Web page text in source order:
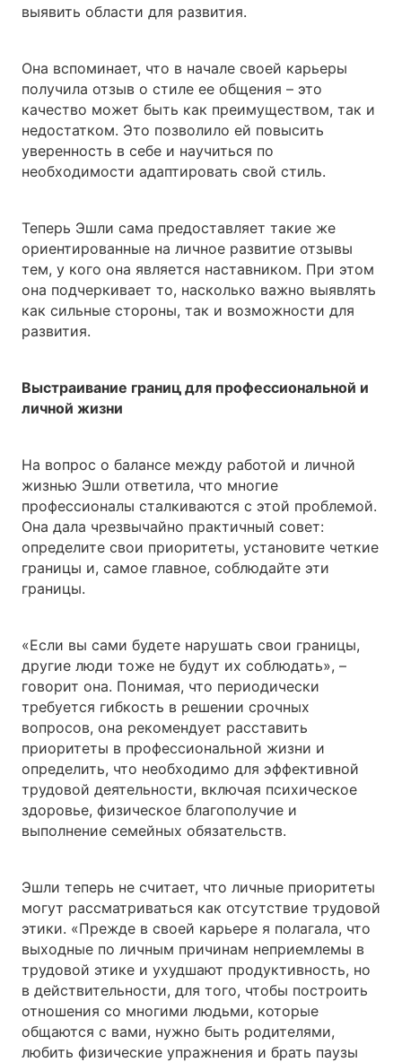
выявить области для развития.
Она вспоминает, что в начале своей карьеры
получила отзыв о стиле ее общения – это
качество может быть как преимуществом, так и
недостатком. Это позволило ей повысить
уверенность в себе и научиться по
необходимости адаптировать свой стиль.
Теперь Эшли сама предоставляет такие же
ориентированные на личное развитие отзывы
тем, у кого она является наставником. При этом
она подчеркивает то, насколько важно выявлять
как сильные стороны, так и возможности для
развития.
Выстраивание границ для профессиональной и
личной жизни
На вопрос о балансе между работой и личной
жизнью Эшли ответила, что многие
профессионалы сталкиваются с этой проблемой.
Она дала чрезвычайно практичный совет:
определите свои приоритеты, установите четкие
границы и, самое главное, соблюдайте эти
границы.
«Если вы сами будете нарушать свои границы,
другие люди тоже не будут их соблюдать», –
говорит она. Понимая, что периодически
требуется гибкость в решении срочных
вопросов, она рекомендует расставить
приоритеты в профессиональной жизни и
определить, что необходимо для эффективной
трудовой деятельности, включая психическое
здоровье, физическое благополучие и
выполнение семейных обязательств.
Эшли теперь не считает, что личные приоритеты
могут рассматриваться как отсутствие трудовой
этики. «Прежде в своей карьере я полагала, что
выходные по личным причинам неприемлемы в
трудовой этике и ухудшают продуктивность, но
в действительности, для того, чтобы построить
отношения со многими людьми, которые
общаются с вами, нужно быть родителями,
любить физические упражнения и брать паузы